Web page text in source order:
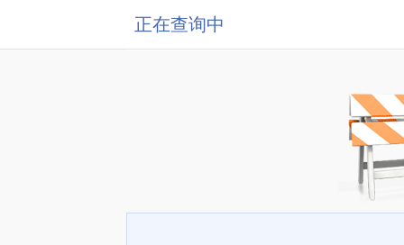
正在查询中